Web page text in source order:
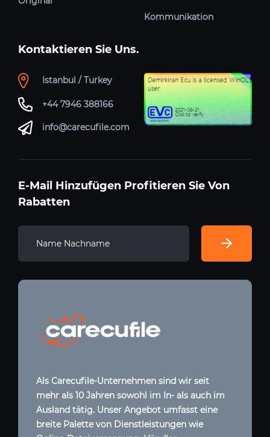
Kommunikation
Kontaktieren Sie Uns.
Istanbul / Turkey
+44 7946 388166
info@carecufile.com
E-Mail Hinzufügen Profitieren Sie Von
Rabatten
Als Carecufile-Unternehmen sind wir seit
mehr als 10 Jahren sowohl im In- als auch im
Ausland tätig. Unser Angebot umfasst eine
breite Palette von Dienstleistungen wie